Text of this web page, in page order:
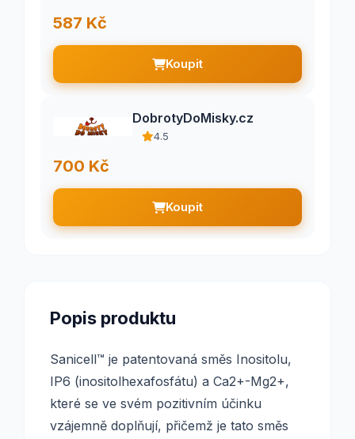
587 Kč
Koupit
DobrotyDoMisky.cz
4.5
700 Kč
Koupit
Popis produktu
Sanicell™ je patentovaná směs Inositolu,
IP6 (inositolhexa­fosfátu) a Ca2+-Mg2+,
které se ve svém pozitivním účinku
vzájemně doplňují, přičemž je tato směs